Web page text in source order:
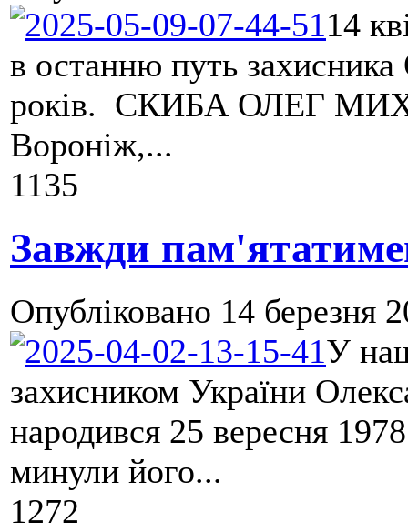
14
в останню путь
років. СКИБА ОЛЕГ
Вороніж,...
1135
Завжди
Опубліковано 14 березня
У
захисником України
народився 25 вересня
минули його...
1272